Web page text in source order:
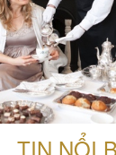
TIN NỔI